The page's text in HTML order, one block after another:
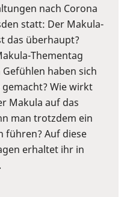
nach Corona
statt: Der Makula-
das überhaupt?
Thementag
haben sich
gemacht? Wie wirkt
Makula auf das
man trotzdem ein
führen? Auf diese
erhaltet ihr in